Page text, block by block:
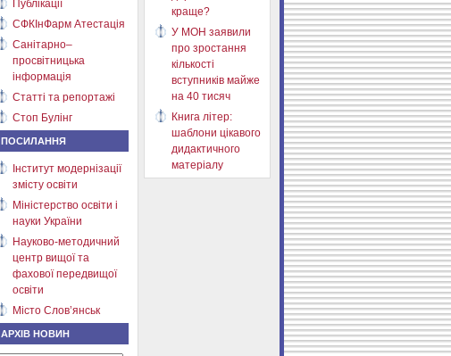
Публікації
СФКІнФарм Атестація
Санітарно–
просвітницька
інформація
Статті та репортажі
Стоп Булінг
ПОСИЛАННЯ
Інститут модернізації
змісту освіти
Міністерство освіти і
науки України
Науково-методичний
центр вищої та
фахової передвищої
освіти
Місто Слов’янськ
АРХІВ НОВИН
краще?
У МОН заявили
про зростання
кількості
вступників майже
на 40 тисяч
Книга літер:
шаблони цікавого
дидактичного
матеріалу